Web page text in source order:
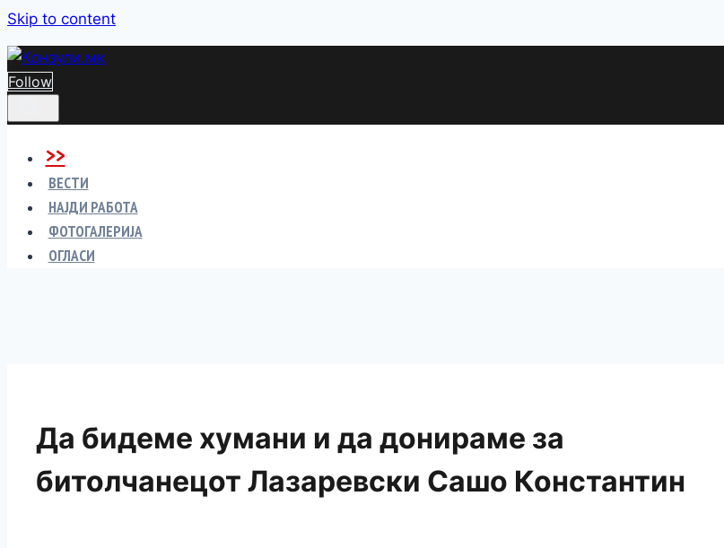
Skip to content
Follow
>>
ВЕСТИ
НАЈДИ РАБОТА
ФОТОГАЛЕРИЈА
ОГЛАСИ
Да бидеме хумани и да донираме за
битолчанецот Лазаревски Сашо Константин